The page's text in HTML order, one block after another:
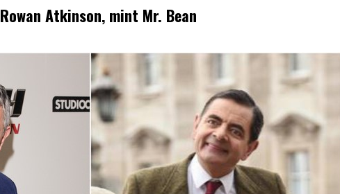
Rowan Atkinson, mint Mr. Bean